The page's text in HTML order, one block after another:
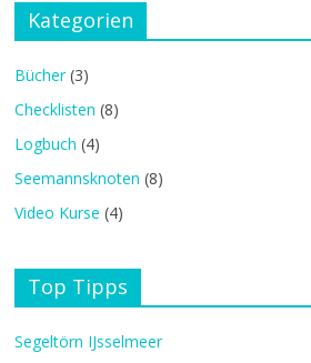
Kategorien
Bücher(3)
Checklisten (8)
Logbuch (4)
Seemannsknoten (8)
Video Kurse (4)
Top Tipps
Segeltörn IJsselmeer